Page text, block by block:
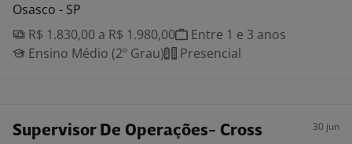
Osasco - SP
R$ 1.830,00 a R$ 1.980,00
Entre 1 e 3 anos
Ensino Médio (2º Grau)
Presencial
Supervisor De Operações- Cross
30 jun